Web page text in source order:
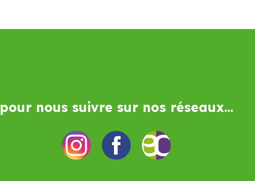
pour nous suivre sur nos réseaux...